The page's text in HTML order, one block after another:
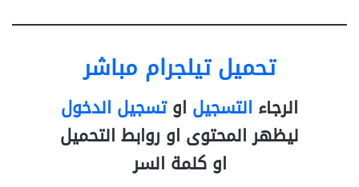
تحميل تيلجرام مباشر
الرجاء التسجيل اوتسجيل الدخول
ليظهر المحتوى او روابط التحميل
او كلمة السر